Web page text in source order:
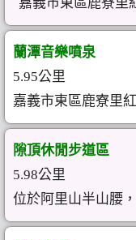
蘭潭音樂噴泉
5.95公里
嘉義市東區鹿寮里
隙頂休閒步道區
5.98公里
位於阿里山半山腰